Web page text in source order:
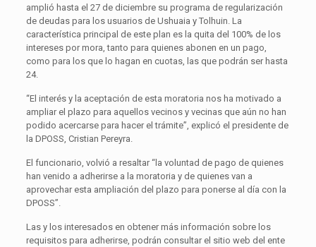
amplió hasta el 27 de diciembre su programa de regularización
de deudas para los usuarios de Ushuaia y Tolhuin. La
característica principal de este plan es la quita del 100% de los
intereses por mora, tanto para quienes abonen en un pago,
como para los que lo hagan en cuotas, las que podrán ser hasta
24.
“El interés y la aceptación de esta moratoria nos ha motivado a
ampliar el plazo para aquellos vecinos y vecinas que aún no han
podido acercarse para hacer el trámite”, explicó el presidente de
la DPOSS, Cristian Pereyra.
El funcionario, volvió a resaltar “la voluntad de pago de quienes
han venido a adherirse a la moratoria y de quienes van a
aprovechar esta ampliación del plazo para ponerse al día con la
DPOSS”.
Las y los interesados en obtener más información sobre los
requisitos para adherirse, podrán consultar el sitio web del ente